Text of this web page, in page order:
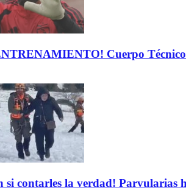
Cuerpo
si contarles la verdad!